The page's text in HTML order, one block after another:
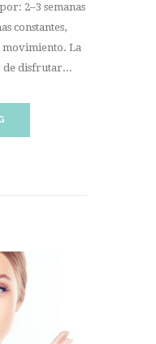
2–3 semanas
constantes,
movimiento. La
de disfrutar...